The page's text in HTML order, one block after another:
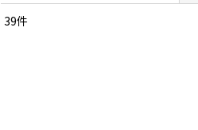
商品検索
39件